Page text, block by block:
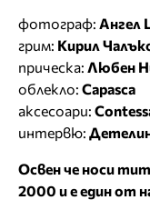
фотограф: Ангел
грим: Кирил
прическа: Любен
облекло: Capasca
аксесоари:
интервю:
Освен че носи
2000 и е един от